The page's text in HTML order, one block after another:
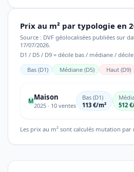
Prix au m² par typologie en
Source : DVF géolocalisées publiées sur
17/07/2026.
D1 / D5 / D9 = décile bas / médiane /
Bas (D1)
Médiane (D5) Haut (D9)
MMaison
2025 · 10 ventes
Bas (D1)
113 €/m²
512
Les prix au m² sont calculés mutation